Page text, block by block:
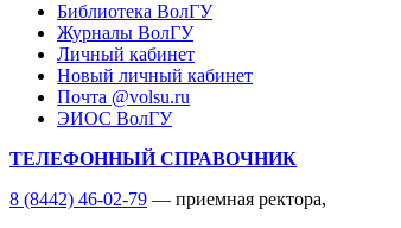
Библиотека ВолГУ
Журналы ВолГУ
Личный кабинет
Новый личный кабинет
Почта @volsu.ru
ЭИОС ВолГУ
ТЕЛЕФОННЫЙ СПРАВОЧНИК
8 (8442) 46-02-79 — приемная ректора,